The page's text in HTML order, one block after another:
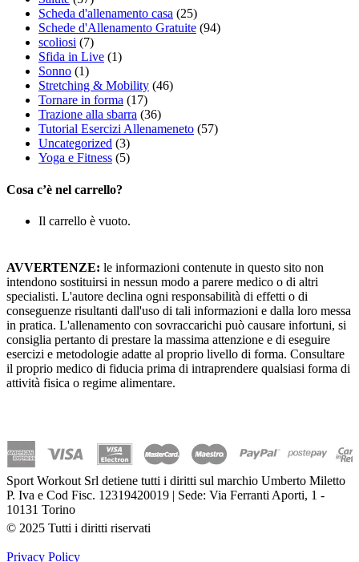
Scheda d'allenamento casa (25)
Schede d'Allenamento Gratuite (94)
scoliosi (7)
Sfida in Live (1)
Sonno (1)
Stretching & Mobility (46)
Tornare in forma (17)
Trazione alla sbarra (36)
Tutorial Esercizi Allenameneto (57)
Uncategorized (3)
Yoga e Fitness (5)
Cosa c’è nel carrello?
Il carrello è vuoto.
AVVERTENZE: le informazioni contenute in questo sito non
intendono sostituirsi in nessun modo a parere medico o di altri
specialisti. L'autore declina ogni responsabilità di effetti o di
conseguenze risultanti dall'uso di tali informazioni e dalla loro messa
in pratica. L'allenamento con sovraccarichi può causare infortuni, si
consiglia pertanto di prestare la massima attenzione e di eseguire
esercizi e metodologie adatte al proprio livello di forma. Consultare
il proprio medico di fiducia prima di intraprendere qualsiasi forma di
attività fisica o regime alimentare.
Sport Workout Srl detiene tutti i diritti sul marchio Umberto Miletto
P. Iva e Cod Fisc. 12319420019 | Sede: Via Ferranti Aporti, 1 -
10131 Torino
© 2025 Tutti i diritti riservati
Privacy Policy